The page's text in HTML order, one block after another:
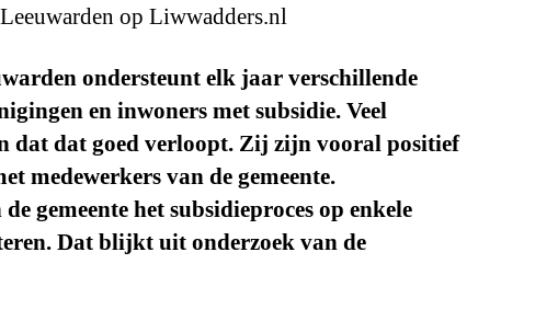
op Liwwadders.nl
ondersteunt elk jaar verschillende
en inwoners met subsidie. Veel
dat dat goed verloopt. Zij zijn vooral positief
medewerkers van de gemeente.
gemeente het subsidieproces op enkele
Dat blijkt uit onderzoek van de